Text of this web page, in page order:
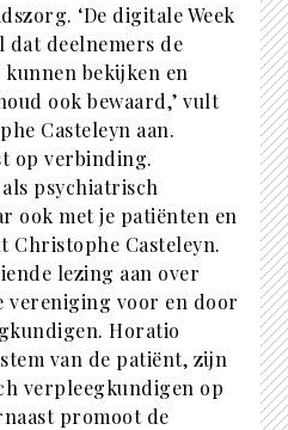
‘De digitale Week
dat deelnemers de
bekijken en
ook bewaard,’ vult
Casteleyn aan.
op verbinding.
psychiatrisch
ook met je patiënten en
Christophe Casteleyn.
lezing aan over
vereniging voor en door
Horatio
van de patiënt, zijn
verpleegkundigen op
promoot de